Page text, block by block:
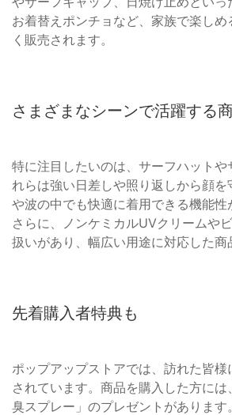
お着替えポンチョなど、家族で楽し
く販売されます。
さまざまなシーンで活躍する
特に注目したいのは、サーフハットや
れらは強い日差しや照り返しから顔
や波の中でも快適に着用できる機能性
さらに、ノンケミカルUVクリームや
扱いがあり、幅広い用途に対応した商
先着購入者特典も
ポップアップストアでは、訪れた皆
されています。商品を購入した方に
臭スプレー」のプレゼントがありま